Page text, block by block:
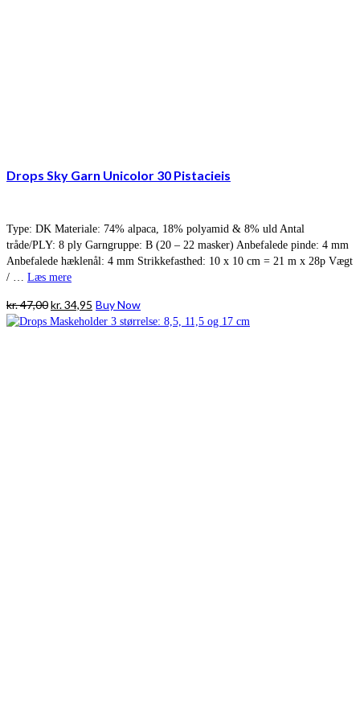
Drops Sky Garn Unicolor 30 Pistacieis
Type: DK Materiale: 74% alpaca, 18% polyamid & 8% uld Antal
tråde/PLY: 8 ply Garngruppe: B (20 – 22 masker) Anbefalede pinde: 4 mm
Anbefalede hæklenål: 4 mm Strikkefasthed: 10 x 10 cm = 21 m x 28p Vægt
/ … Læs mere
kr.47,00Den
oprindelige
kr.34,95 Den
aktuelle
Buy Now